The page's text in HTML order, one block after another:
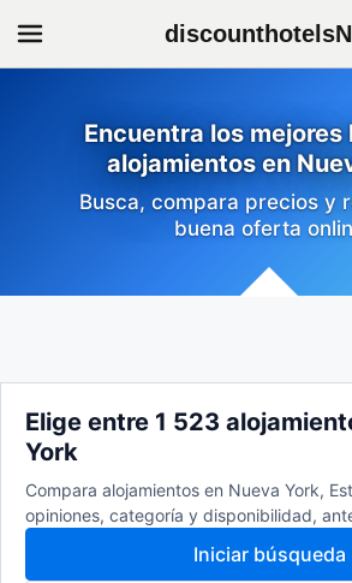
Encuentra los mejores
alojamientos en
Busca, compara precios y
buena oferta
Elige entre 1 523
York
Compara alojamientos en Nueva York,
opiniones, categoría y disponibilidad,
Iniciar búsqueda